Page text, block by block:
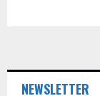
NEWSLETTER